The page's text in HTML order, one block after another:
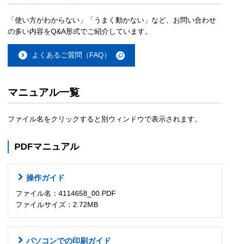
「使い方がわからない」「うまく動かない」など、お問い合わせ
の多い内容をQ&A形式でご紹介しています。
よくあるご質問（FAQ）
マニュアル一覧
ファイル名をクリックすると別ウィンドウで表示されます。
PDFマニュアル
操作ガイド
ファイル名：4114658_00.PDF
ファイルサイズ：2.72MB
パソコンでの印刷ガイド